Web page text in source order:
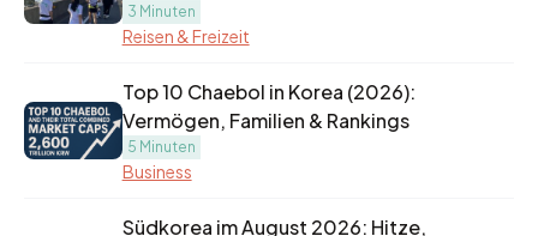
3 Minuten
Reisen & Freizeit
Top 10 Chaebol in Korea (2026):
Vermögen, Familien & Rankings
5 Minuten
Business
Südkorea im August 2026: Hitze,